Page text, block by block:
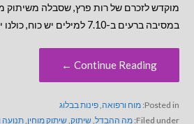
מוקדש לזכרם של רות פרץ, שסבלה משיתוק
במסיבה ברעים ב-7.10 למילים יש כוח, כולנו יודעים את זה,…
Continue Reading ←
Posted in: מוח ורפואה פינות בבלוג
Filed under: מה ההבדל, שיתוק, שיתוק מוחין תנועה